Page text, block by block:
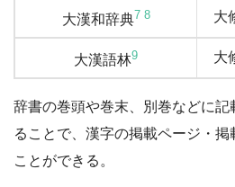
大漢和辞典7 8 大
大漢語林9 大
辞書の巻頭や巻末、別巻などに
ることで、漢字の掲載ページ・
ことができる。